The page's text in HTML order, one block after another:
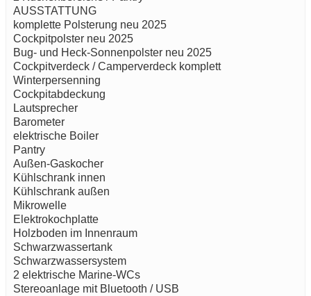
AUSSTATTUNG
komplette Polsterung neu 2025
Cockpitpolster neu 2025
Bug- und Heck-Sonnenpolster neu 2025
Cockpitverdeck / Camperverdeck komplett
Winterpersenning
Cockpitabdeckung
Lautsprecher
Barometer
elektrische Boiler
Pantry
Außen-Gaskocher
Kühlschrank innen
Kühlschrank außen
Mikrowelle
Elektrokochplatte
Holzboden im Innenraum
Schwarzwassertank
Schwarzwassersystem
2 elektrische Marine-WCs
Stereoanlage mit Bluetooth / USB